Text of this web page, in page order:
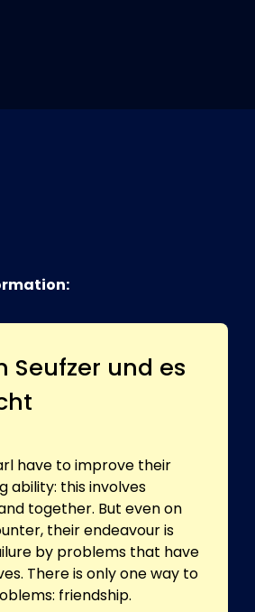
Seufzer und es
have to improve their
ability: this involves
together. But even on
their endeavour is
by problems that have
There is only one way to
friendship.